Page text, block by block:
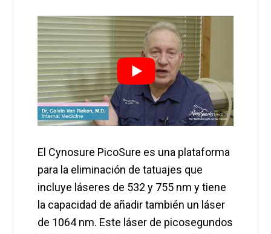
El Cynosure PicoSure es una plataforma
para la eliminación de tatuajes que
incluye láseres de 532 y 755 nm y tiene
la capacidad de añadir también un láser
de 1064 nm. Este láser de picosegundos